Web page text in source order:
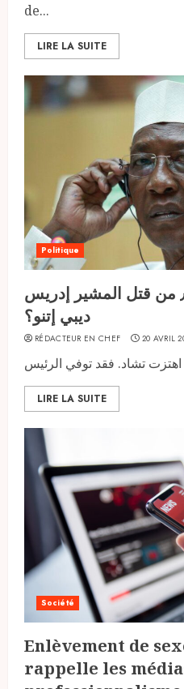
de...
LIRE LA SUITE
Politique
تشاد : بعد أربع سنوات٫ من قتل المشير إدريس
ديبي إتنو؟
RÉDACTEUR EN CHEF 20 AVRIL
LIRE LA SUITE
Société
Enlèvement de
rappelle les